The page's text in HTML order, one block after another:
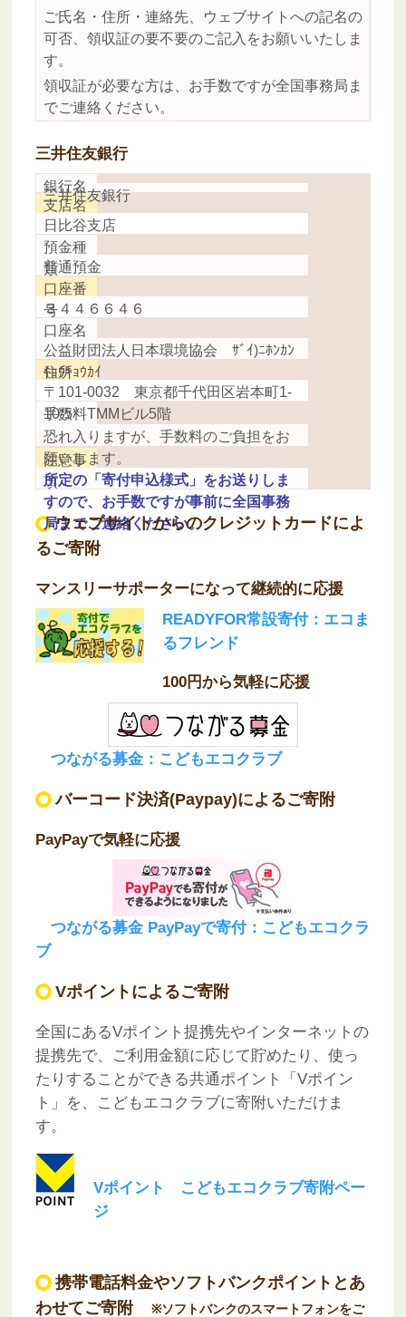
ご氏名・住所・連絡先、ウェブサイトへの記名の
可否、領収証の要不要のご記入をお願いいたしま
す。
領収証が必要な方は、お手数ですが全国事務局ま
でご連絡ください。
三井住友銀行
銀行名
三井住友銀行
支店名
日比谷支店
預金種
類
普通預金
口座番
号
３４４６６４６
口座名
公益財団法人日本環境協会 ｻﾞｲ)ﾆﾎﾝｶﾝ
ｷｮｳｷｮｳｶｲ
住所
〒101-0032 東京都千代田区岩本町1-
10-5 TMMビル5階
手数料
恐れ入りますが、手数料のご負担をお
願いします。
注意事
項
所定の「寄付申込様式」をお送りしま
すので、お手数ですが事前に全国事務
局までご連絡ください。
ウェブサイトからのクレジットカードによ
るご寄附
マンスリーサポーターになって継続的に応援
READYFOR常設寄付：エコま
るフレンド
100円から気軽に応援
つながる募金：こどもエコクラブ
バーコード決済(Paypay)によるご寄附
PayPayで気軽に応援
つながる募金 PayPayで寄付：こどもエコクラ
ブ
Vポイントによるご寄附
全国にあるVポイント提携先やインターネットの
提携先で、ご利用金額に応じて貯めたり、使っ
たりすることができる共通ポイント「Vポイン
ト」を、こどもエコクラブに寄附いただけま
す。
Vポイント こどもエコクラブ寄附ペー
ジ
携帯電話料金やソフトバンクポイントとあ
わせてご寄附
※ソフトバンクのスマートフォンをご